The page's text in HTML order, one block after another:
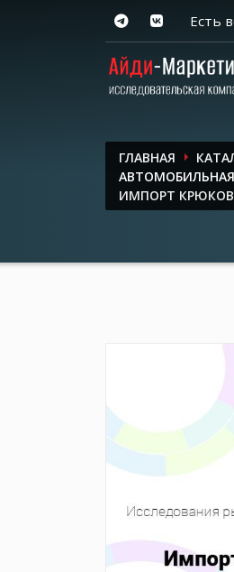
Есть
ГЛАВНАЯ
ИМПОРТ